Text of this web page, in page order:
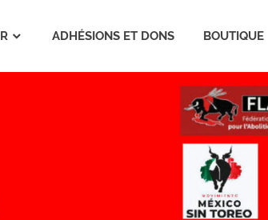
ADHÉSIONS ET DONS BOUTIQUE